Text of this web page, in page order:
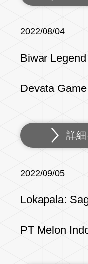
2022/08/04
Biwar
Devata
詳細
2022/09/05
Lokapala:
PT Melon